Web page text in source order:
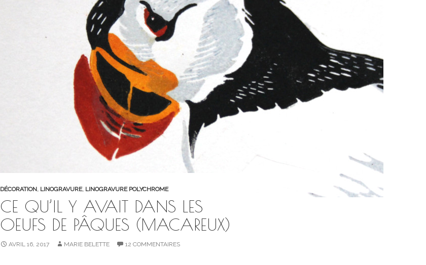
DÉCORATION, LINOGRAVURE, LINOGRAVURE POLYCHROME
CE QU’IL Y AVAIT DANS LES
OEUFS DE PÂQUES (MACAREUX)
AVRIL 16, 2017 MARIE BELETTE 12 COMMENTAIRES